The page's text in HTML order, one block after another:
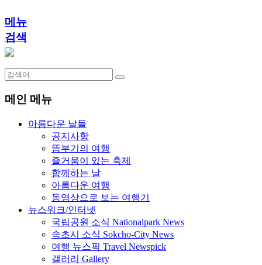
메뉴
검색
메인 메뉴
아름다운 날들
공지사항
뜸부기의 여행
즐거움이 있는 축제
함께하는 날
아름다운 여행
동영상으로 보는 여행기
뉴스워크/인터넷
국립공원 소식 Nationalpark News
속초시 소식 Sokcho-City News
여행 뉴스픽 Travel Newspick
갤러리 Gallery